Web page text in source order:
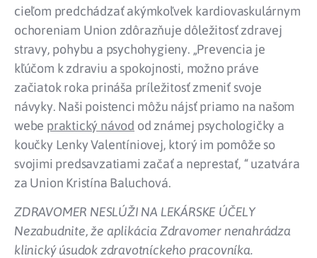
cieľom predchádzať akýmkoľvek kardiovaskulárnym
ochoreniam Union zdôrazňuje dôležitosť zdravej
stravy, pohybu a psychohygieny. „Prevencia je
kľúčom k zdraviu a spokojnosti, možno práve
začiatok roka prináša príležitosť zmeniť svoje
návyky. Naši poistenci môžu nájsť priamo na našom
webe praktický návod od známej psychologičky a
koučky Lenky Valentíniovej, ktorý im pomôže so
svojimi predsavzatiami začať a neprestať, “ uzatvára
za Union Kristína Baluchová.
ZDRAVOMER NESLÚŽI NA LEKÁRSKE ÚČELY
Nezabudnite, že aplikácia Zdravomer nenahrádza
klinický úsudok zdravotníckeho pracovníka.